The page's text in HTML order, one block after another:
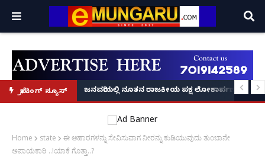
ಬ್ರೇಕಿಂಗ್ ನ್ಯೂಸ್
ಕಥೆ!
8 ಅಡಿಗೂ ಹೆಚ್ಚು ಉದ್ದದ ಕೂದಲು ಬೆಳೆಸಿ ಗಿನ್ನಿಸ್ ವಿಶ್ವ ದಾಖಲೆ ಬರೆದ ಭಾರತದ ರೇಣು
ಜನವರಿಯಲ್ಲಿ ನೂತನ ರಾಜಕೀಯ ಪಕ್ಷ ಲೋಕಾರ್ಪಣೆ – ನಟ
Home state
ಈ ಆಹಾರಗಳನ್ನು ಸೇವಿಸುವಾಗ ನೀರನ್ನು ಕುಡಿಯುವುದು ತುಂಬಾನೇ
ಅಪಾಯಕಾರಿ ..!ಯಾಕೆ ಗೊತ್ತಾ..?